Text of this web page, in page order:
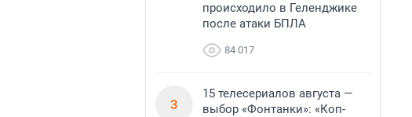
происходило в Геленджике
после атаки БПЛА
84 017
3
15 телесериалов августа —
выбор «Фонтанки»: «Коп-